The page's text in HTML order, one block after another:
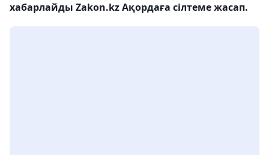
хабарлайды Zakon.kz Ақордаға сілтеме жасап.